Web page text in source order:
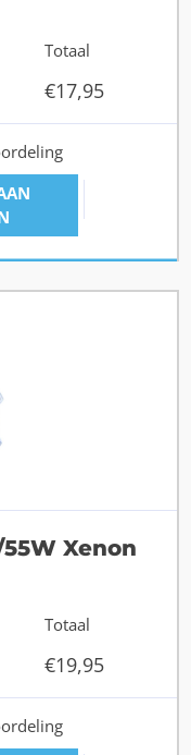
Totaal
€17,95
55W Xenon
Totaal
€19,95